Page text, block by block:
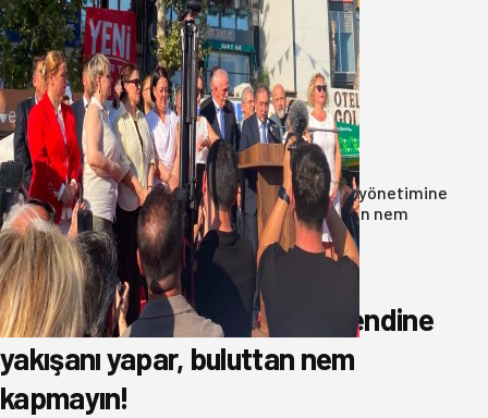
Yeni Parti Bandırma Teşkilatı kuruldu
06 Ağustos 2026
Anasayfa/Genel/Oğuzbeyi’nden Balıkesirspor yönetimine
cevap : Herkes kendine yakışanı yapar, buluttan nem
kapmayın!
Oğuzbeyi’nden Balıkesirspor
yönetimine cevap : Herkes kendine
yakışanı yapar, buluttan nem
kapmayın!